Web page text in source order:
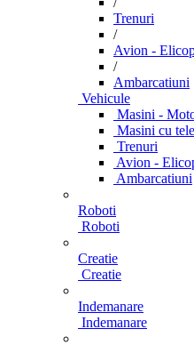
Trenuri
/
Avion -
/
Ambarcatiuni
Vehicule
Masini -
Masini cu
Trenuri
Avion -
Ambarcatiuni
Roboti
Roboti
Creatie
Creatie
Indemanare
Indemanare